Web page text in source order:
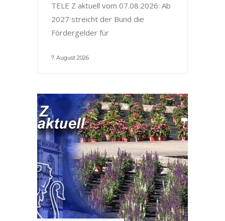
TELE Z aktuell vom 07.08.2026: Ab
2027 streicht der Bund die
Fördergelder für
7. August 2026